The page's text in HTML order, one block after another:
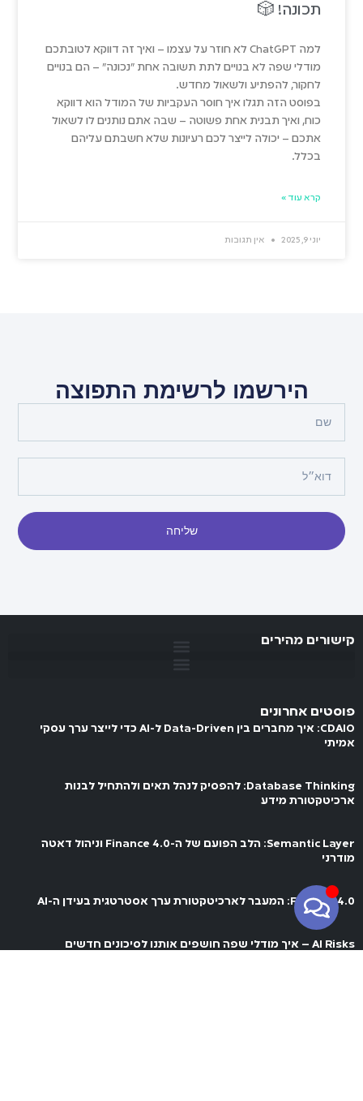
תכונה! 🎲
למה ChatGPT לא חוזר על עצמו – ואיך זה דווקא לטובתכם
מודלי שפה לא בנויים לתת תשובה אחת "נכונה" – הם בנויים
לחקור, להפתיע ולשאול מחדש.
בפוסט הזה תגלו איך חוסר העקביות של המודל הוא דווקא
כוח, ואיך תבנית אחת פשוטה – שבה אתם נותנים לו לשאול
אתכם – יכולה לייצר לכם רעיונות שלא חשבתם עליהם
בכלל.
קרא עוד »
יוני 9, 2025 אין תגובות
הירשמו לרשימת התפוצה
שליחה
קישורים מהירים
פוסטים אחרונים
CDAIO: איך מחברים בין Data-Driven ל-AI כדי לייצר ערך עסקי
אמיתי
Database Thinking: להפסיק לנהל תאים ולהתחיל לבנות
ארכיטקטורת מידע
Semantic Layer: הלב הפועם של ה-Finance 4.0 וניהול דאטה
מודרני
Finance 4.0: המעבר לארכיטקטורת ערך אסטרטגית בעידן ה-AI
AI Risks – איך מודלי שפה חושפים אותנו לסיכונים חדשים